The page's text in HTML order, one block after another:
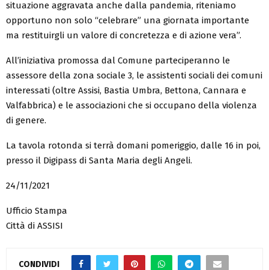
situazione aggravata anche dalla pandemia, riteniamo
opportuno non solo “celebrare” una giornata importante
ma restituirgli un valore di concretezza e di azione vera”.
All’iniziativa promossa dal Comune parteciperanno le
assessore della zona sociale 3, le assistenti sociali dei comuni
interessati (oltre Assisi, Bastia Umbra, Bettona, Cannara e
Valfabbrica) e le associazioni che si occupano della violenza
di genere.
La tavola rotonda si terrà domani pomeriggio, dalle 16 in poi,
presso il Digipass di Santa Maria degli Angeli.
24/11/2021
Ufficio Stampa
Città di ASSISI
CONDIVIDI